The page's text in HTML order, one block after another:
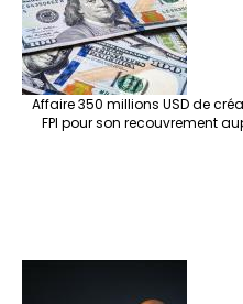
Affaire 350 millions USD de
FPI pour son recouvrement